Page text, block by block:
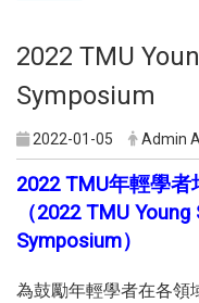
2022 TMU
Symposium
2022-01-05 Admin
2022 TMU年輕學者
（2022 TMU
Symposium）
為鼓勵年輕學者在各領